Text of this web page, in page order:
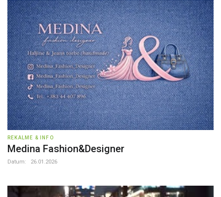
REKALME & INFO
Medina Fashion&Designer
Datum: 26.01.2026